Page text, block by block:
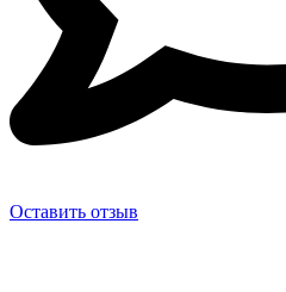
Оставить отзыв